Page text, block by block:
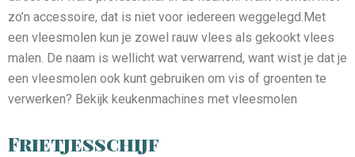
zo’n accessoire, dat is niet voor iedereen weggelegd.Met
een vleesmolen kun je zowel rauw vlees als gekookt vlees
malen. De naam is wellicht wat verwarrend, want wist je dat je
een vleesmolen ook kunt gebruiken om vis of groenten te
verwerken? Bekijk keukenmachines met vleesmolen
Frietjesschijf